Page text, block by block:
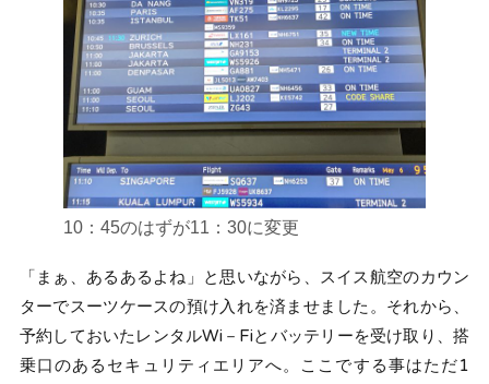
10：45のはずが11：30に変更
「まぁ、あるあるよね」と思いながら、スイス航空のカウン
ターでスーツケースの預け入れを済ませました。それから、
予約しておいたレンタルWi－Fiとバッテリーを受け取り、搭
乗口のあるセキュリティエリアへ。ここでする事はただ1